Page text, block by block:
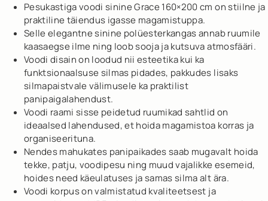
Pesukastiga voodi sinine Grace 160×200 cm on stiilne ja
praktiline täiendus igasse magamistuppa.
Selle elegantne sinine polüesterkangas annab ruumile
kaasaegse ilme ning loob sooja ja kutsuva atmosfääri.
Voodi disain on loodud nii esteetika kui ka
funktsionaalsuse silmas pidades, pakkudes lisaks
silmapaistvale välimusele ka praktilist
panipaigalahendust.
Voodi raami sisse peidetud ruumikad sahtlid on
ideaalsed lahendused, et hoida magamistoa korras ja
organiseerituna.
Nendes mahukates panipaikades saab mugavalt hoida
tekke, patju, voodipesu ning muud vajalikke esemeid,
hoides need käeulatuses ja samas silma alt ära.
Voodi korpus on valmistatud kvaliteetsest ja